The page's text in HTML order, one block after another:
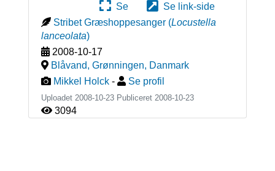
Se
Se link-side
Stribet Græshoppesanger (Locustella
lanceolata)
2008-10-17
Blåvand, Grønningen, Danmark
Mikkel Holck - Se profil
Uploadet 2008-10-23 Publiceret 2008-10-23
3094